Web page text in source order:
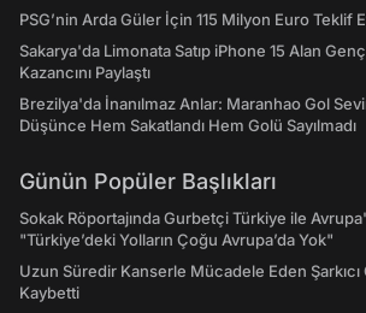
PSG’nin Arda Güler İçin 115 Milyon Euro Teklif
Sakarya'da Limonata Satıp iPhone 15 Alan
Kazancını Paylaştı
Brezilya'da İnanılmaz Anlar: Maranhao Gol
Düşünce Hem Sakatlandı Hem Golü Sayılmadı
Günün Popüler Başlıkları
Sokak Röportajında Gurbetçi Türkiye ile
"Türkiye’deki Yolların Çoğu Avrupa’da Yok"
Uzun Süredir Kanserle Mücadele Eden Şarkıcı
Kaybetti